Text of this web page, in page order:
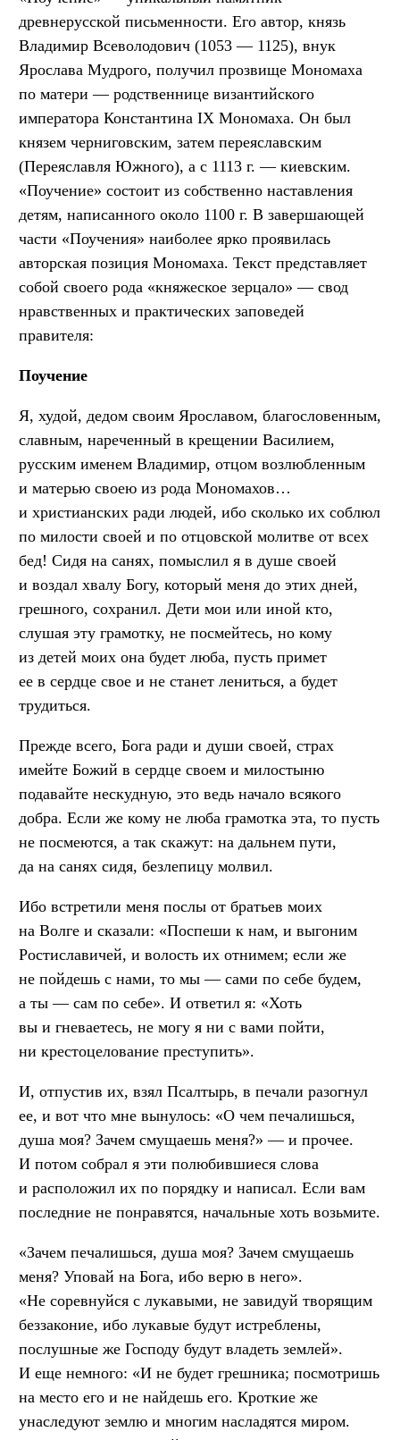
древнерусской письменности. Его автор, князь
Владимир Всеволодович (1053 — 1125), внук
Ярослава Мудрого, получил прозвище Мономаха
по матери — родственнице византийского
императора Константина IX Мономаха. Он был
князем черниговским, затем переяславским
(Переяславля Южного), а с 1113 г. — киевским.
«Поучение» состоит из собственно наставления
детям, написанного около 1100 г. В завершающей
части «Поучения» наиболее ярко проявилась
авторская позиция Мономаха. Текст представляет
собой своего рода «княжеское зерцало» — свод
нравственных и практических заповедей
правителя:
Поучение
Я, худой, дедом своим Ярославом, благословенным,
славным, нареченный в крещении Василием,
русским именем Владимир, отцом возлюбленным
и матерью своею из рода Мономахов…
и христианских ради людей, ибо сколько их соблюл
по милости своей и по отцовской молитве от всех
бед! Сидя на санях, помыслил я в душе своей
и воздал хвалу Богу, который меня до этих дней,
грешного, сохранил. Дети мои или иной кто,
слушая эту грамотку, не посмейтесь, но кому
из детей моих она будет люба, пусть примет
ее в сердце свое и не станет лениться, а будет
трудиться.
Прежде всего, Бога ради и души своей, страх
имейте Божий в сердце своем и милостыню
подавайте нескудную, это ведь начало всякого
добра. Если же кому не люба грамотка эта, то пусть
не посмеются, а так скажут: на дальнем пути,
да на санях сидя, безлепицу молвил.
Ибо встретили меня послы от братьев моих
на Волге и сказали: «Поспеши к нам, и выгоним
Ростиславичей, и волость их отнимем; если же
не пойдешь с нами, то мы — сами по себе будем,
а ты — сам по себе». И ответил я: «Хоть
вы и гневаетесь, не могу я ни с вами пойти,
ни крестоцелование преступить».
И, отпустив их, взял Псалтырь, в печали разогнул
ее, и вот что мне вынулось: «О чем печалишься,
душа моя? Зачем смущаешь меня?» — и прочее.
И потом собрал я эти полюбившиеся слова
и расположил их по порядку и написал. Если вам
последние не понравятся, начальные хоть возьмите.
«Зачем печалишься, душа моя? Зачем смущаешь
меня? Уповай на Бога, ибо верю в него».
«Не соревнуйся с лукавыми, не завидуй творящим
беззаконие, ибо лукавые будут истреблены,
послушные же Господу будут владеть землей».
И еще немного: «И не будет грешника; посмотришь
на место его и не найдешь его. Кроткие же
унаследуют землю и многим насладятся миром.